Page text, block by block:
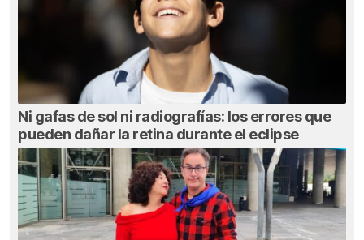
Ni gafas de sol ni radiografías: los errores que
pueden dañar la retina durante el eclipse